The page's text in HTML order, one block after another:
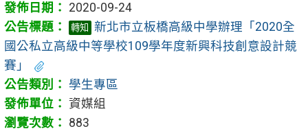
2020-09-24
轉知
新北市立板橋高級中學辦理「2020全
國公私立高級中等學校109學年度新興科技創意設計競
賽」
學生專區
資媒組
883